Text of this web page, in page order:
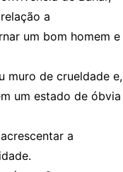
a
um bom homem e
muro de crueldade e,
um estado de óbvia
a